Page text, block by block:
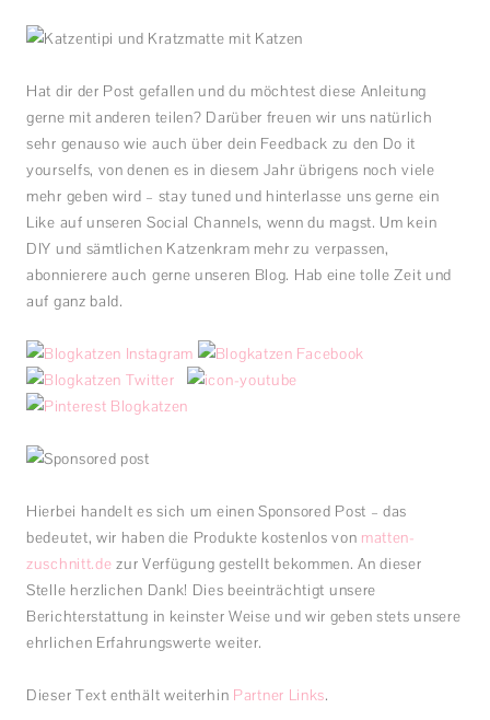
Hat dir der Post gefallen und du möchtest diese Anleitung
gerne mit anderen teilen? Darüber freuen wir uns natürlich
sehr genauso wie auch über dein Feedback zu den Do it
yourselfs, von denen es in diesem Jahr übrigens noch viele
mehr geben wird – stay tuned und hinterlasse uns gerne ein
Like auf unseren Social Channels, wenn du magst. Um kein
DIY und sämtlichen Katzenkram mehr zu verpassen,
abonnierere auch gerne unseren Blog. Hab eine tolle Zeit und
auf ganz bald.
Hierbei handelt es sich um einen Sponsored Post – das
bedeutet, wir haben die Produkte kostenlos von matten-
zuschnitt.de zur Verfügung gestellt bekommen. An dieser
Stelle herzlichen Dank! Dies beeinträchtigt unsere
Berichterstattung in keinster Weise und wir geben stets unsere
ehrlichen Erfahrungswerte weiter.
Dieser Text enthält weiterhin Partner Links.